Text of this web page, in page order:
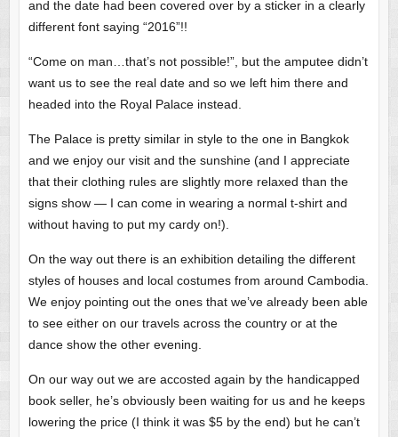
and the date had been covered over by a sticker in a clearly
different font saying “2016”!!
“Come on man…that’s not possible!”, but the amputee didn’t
want us to see the real date and so we left him there and
headed into the Royal Palace instead.
The Palace is pretty similar in style to the one in Bangkok
and we enjoy our visit and the sunshine (and I appreciate
that their clothing rules are slightly more relaxed than the
signs show — I can come in wearing a normal t-shirt and
without having to put my cardy on!).
On the way out there is an exhibition detailing the different
styles of houses and local costumes from around Cambodia.
We enjoy pointing out the ones that we’ve already been able
to see either on our travels across the country or at the
dance show the other evening.
On our way out we are accosted again by the handicapped
book seller, he’s obviously been waiting for us and he keeps
lowering the price (I think it was $5 by the end) but he can’t